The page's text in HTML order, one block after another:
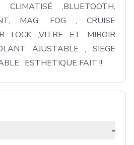
CLIMATISÉ ,BLUETOOTH,
MAG, FOG , CRUISE
LOCK ,VITRE ET MIROIR
AJUSTABLE , SIEGE
. ESTHETIQUE FAIT !!
-